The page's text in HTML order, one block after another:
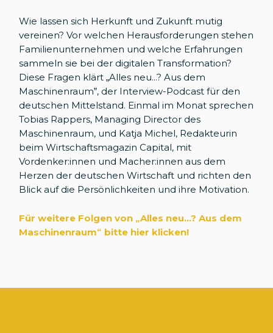
Wie lassen sich Herkunft und Zukunft mutig
vereinen? Vor welchen Herausforderungen stehen
Familienunternehmen und welche Erfahrungen
sammeln sie bei der digitalen Transformation?
Diese Fragen klärt „Alles neu...? Aus dem
Maschinenraum”, der Interview-Podcast für den
deutschen Mittelstand. Einmal im Monat sprechen
Tobias Rappers, Managing Director des
Maschinenraum, und Katja Michel, Redakteurin
beim Wirtschaftsmagazin Capital, mit
Vordenker:innen und Macher:innen aus dem
Herzen der deutschen Wirtschaft und richten den
Blick auf die Persönlichkeiten und ihre Motivation.
Für weitere Folgen von „Alles neu...? Aus dem
Maschinenraum“ bitte hier klicken!